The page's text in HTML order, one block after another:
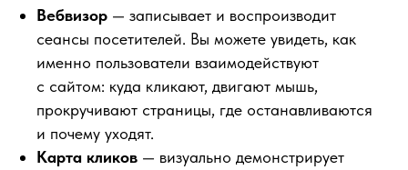
Вебвизор — записывает и воспроизводит
сеансы посетителей. Вы можете увидеть, как
именно пользователи взаимодействуют
с сайтом: куда кликают, двигают мышь,
прокручивают страницы, где останавливаются
и почему уходят.
Карта кликов — визуально демонстрирует